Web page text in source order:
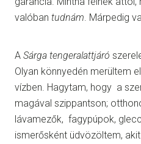
valóban tudnám . Márpedig
A Sárga tengeralattjáró
Olyan könnyedén merültem
vízben. Hagytam, hogy a
magával szippantson;
lávamezők, fagypúpok,
ismerősként üdvözöltem,